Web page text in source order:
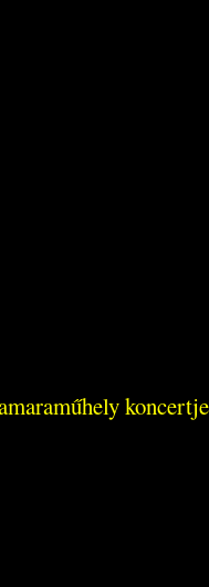
koncertje